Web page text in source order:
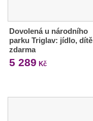
Dovolená u národního
parku Triglav: jídlo, dítě
zdarma
5 289 Kč